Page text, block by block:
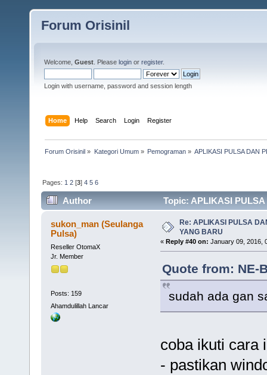
Forum Orisinil
Welcome, Guest . Please login or register.
Login with username, password and session length
Home Help Search Login Register
Forum Orisinil » Kategori Umum» Pemograman» APLIKASI PULSA DAN
Pages: 1 2 [3]4 5 6
Author Topic: APLIKASI
sukon_man (Seulanga
Pulsa)
Reseller OtomaX
Jr. Member
Posts: 159
Ahamdulillah Lancar
Re: APLIKASI PULSA
YANG BARU
« Reply #40 on: January 09, 2016,
Quote from: NE-
sudah ada gan
coba ikuti cara
- pastikan